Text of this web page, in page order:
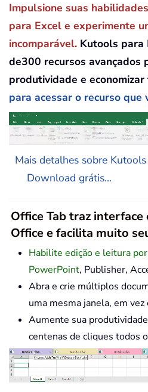
Impulsione suas
para Excel e experimente
incomparável. Kutools para
de300 recursos avançados
produtividade e economizar
para acessar o recurso que
Mais detalhes sobre Kutools
Download grátis...
Office Tab traz interface
Office e facilita muito
Habilite edição e leitura
PowerPoint, Publisher,
Abra e crie múltiplos
uma mesma janela, em
Aumente sua
centenas de cliques todos